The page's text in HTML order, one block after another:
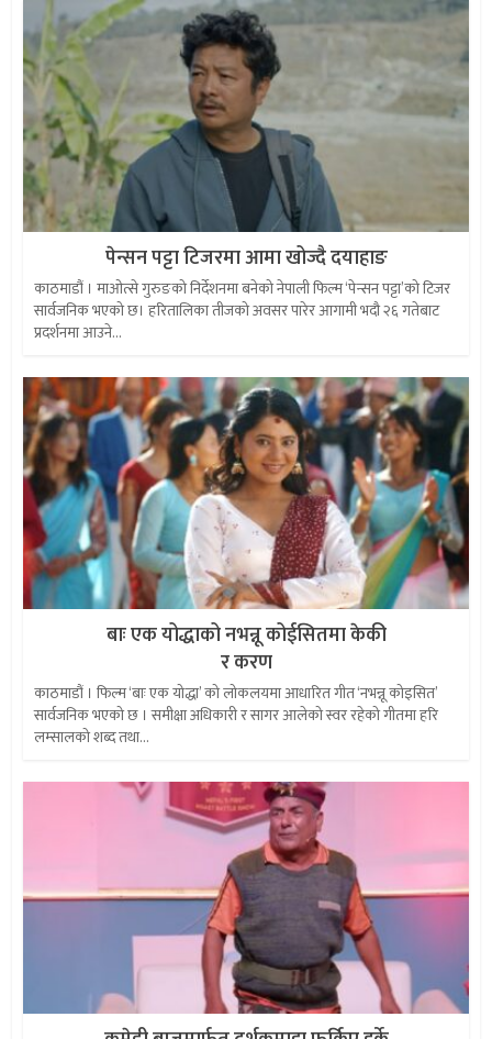
पेन्सन पट्टा टिजरमा आमा खोज्दै दयाहाङ
काठमाडौं । माओत्से गुरुङको निर्देशनमा बनेको नेपाली फिल्म ‘पेन्सन पट्टा’को टिजर
सार्वजनिक भएको छ। हरितालिका तीजको अवसर पारेर आगामी भदौ २६ गतेबाट
प्रदर्शनमा आउने...
बाः एक योद्धाको नभन्नू कोईसितमा केकी
र करण
काठमाडौं । फिल्म ‘बाः एक योद्धा’ को लोकलयमा आधारित गीत ‘नभन्नू कोइसित’
सार्वजनिक भएको छ । समीक्षा अधिकारी र सागर आलेको स्वर रहेको गीतमा हरि
लम्सालको शब्द तथा...